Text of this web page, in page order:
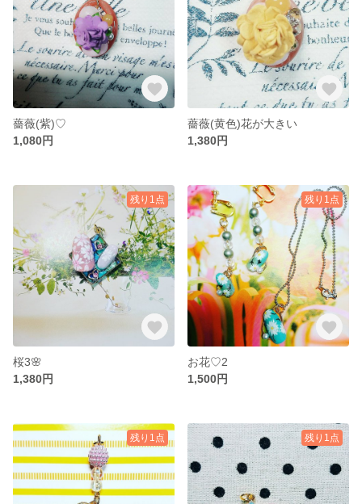
薔薇(紫)♡
1,080円
薔薇(黄色)花が大きい
1,380円
残り1点
桜3🌸
1,380円
残り1点
お花♡2
1,500円
残り1点 残り1点